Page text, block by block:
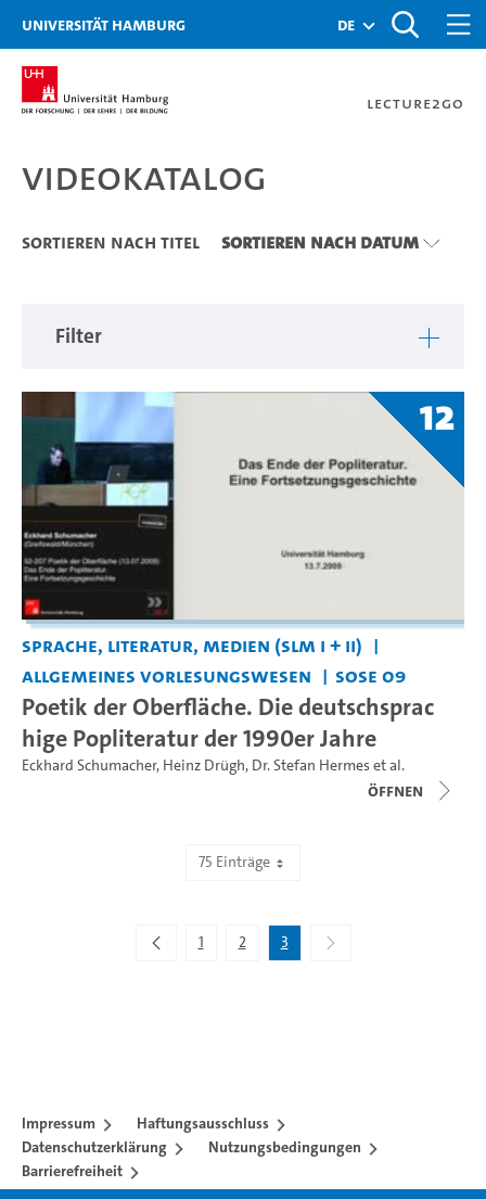
Zu den Filtern
Zur Metanavigation
Zur Hauptnavigation
Zur Suche
Zum Inhalt
Zum Seitenfuss
Universität Hamburg de
Lecture2Go
Videokatalog
Videokatalog
Sortieren nach Titel Sortieren nach Datum
Filter
12
Sprache, Literatur, Medien (SLM I + II)
Allgemeines Vorlesungswesen
SoSe 09
Poetik der Oberfläche. Die deutschsprac
hige Popliteratur der 1990er Jahre
Eckhard Schumacher, Heinz Drügh, Dr. Stefan Hermeset al.
Öffnen
75 Einträge
1 2 3
Impressum
Haftungsausschluss
Datenschutzerklärung
Nutzungsbedingungen
Barrierefreiheit